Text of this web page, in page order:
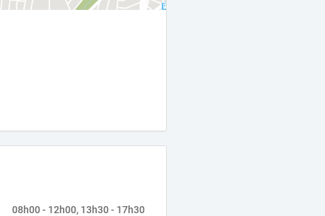
08h00 - 12h00, 13h30 - 17h30